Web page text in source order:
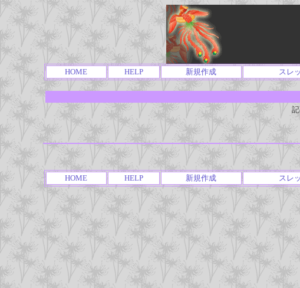
HOME HELP 新規作成 スレ
HOME HELP 新規作成 スレ